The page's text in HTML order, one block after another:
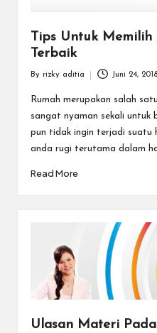
Tips Untuk Memilih
Terbaik
by
By rizky aditia Juni 24, 2018
Rumah merupakan salah
sangat nyaman sekali untuk
pun tidak ingin terjadi suatu
anda rugi terutama dalam
Read More
Ulasan Materi